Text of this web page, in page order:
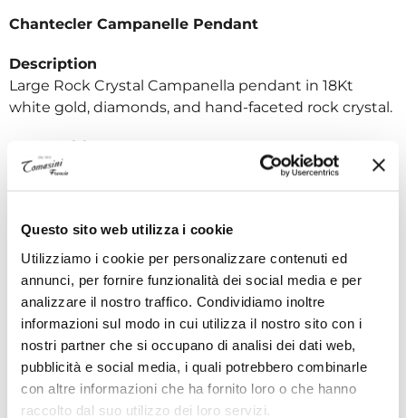
Questo sito web utilizza i cookie
Utilizziamo i cookie per personalizzare contenuti ed
annunci, per fornire funzionalità dei social media e per
analizzare il nostro traffico. Condividiamo inoltre
informazioni sul modo in cui utilizza il nostro sito con i
nostri partner che si occupano di analisi dei dati web,
pubblicità e social media, i quali potrebbero combinarle
con altre informazioni che ha fornito loro o che hanno
raccolto dal suo utilizzo dei loro servizi.
Chantecler Campanelle Pendant
Description
Large Rock Crystal Campanella pendant in 18Kt
white gold, diamonds, and hand-faceted rock crystal.
Composition
Gold 10.50 g 18Kt
Technical specifications
ADVANTAGES OF BUYING FROM TOMASINI
FRANCE